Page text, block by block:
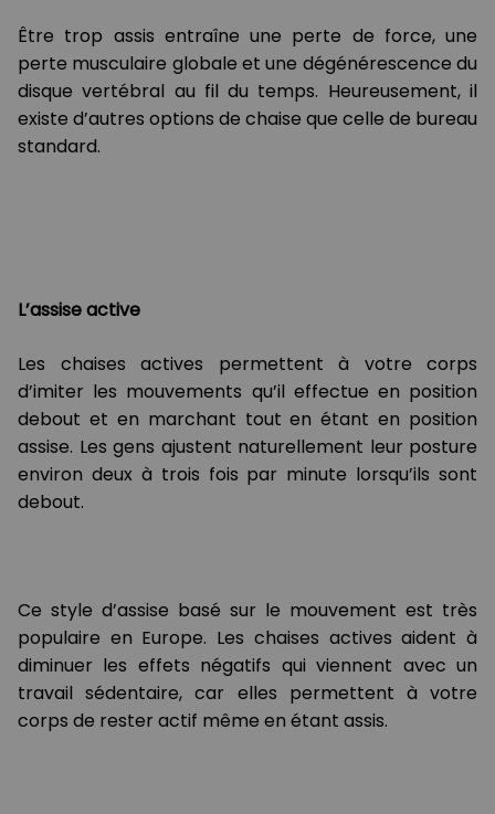
Être trop assis entraîne une perte de force, une
perte musculaire globale et une dégénérescence du
disque vertébral au fil du temps. Heureusement, il
existe d’autres options de chaise que celle de bureau
standard.
L’assise active
Les chaises actives permettent à votre corps
d’imiter les mouvements qu’il effectue en position
debout et en marchant tout en étant en position
assise. Les gens ajustent naturellement leur posture
environ deux à trois fois par minute lorsqu’ils sont
debout.
Ce style d’assise basé sur le mouvement est très
populaire en Europe. Les chaises actives aident à
diminuer les effets négatifs qui viennent avec un
travail sédentaire, car elles permettent à votre
corps de rester actif même en étant assis.